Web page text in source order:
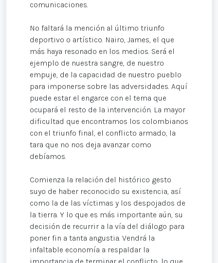
comunicaciones.
No faltará la mención al último triunfo
deportivo o artístico. Nairo, James, el que
más haya resonado en los medios. Será el
ejemplo de nuestra sangre, de nuestro
empuje, de la capacidad de nuestro pueblo
para imponerse sobre las adversidades. Aquí
puede estar el engarce con el tema que
ocupará el resto de la intervención. La mayor
dificultad que encontramos los colombianos
con el triunfo final, el conflicto armado, la
tara que no nos deja avanzar como
debíamos.
Comienza la relación del histórico gesto
suyo de haber reconocido su existencia, así
como la de las víctimas y los despojados de
la tierra. Y lo que es más importante aún, su
decisión de recurrir a la vía del diálogo para
poner fin a tanta angustia. Vendrá la
infaltable economía a respaldar la